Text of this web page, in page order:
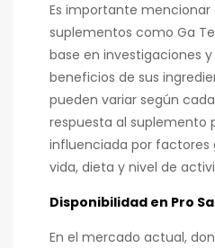
Es importante mencionar
suplementos como Ga
base en investigaciones y
beneficios de sus
pueden variar según
respuesta al suplemento
influenciada por factores
vida, dieta y nivel de
Disponibilidad en Pro
En el mercado actual,